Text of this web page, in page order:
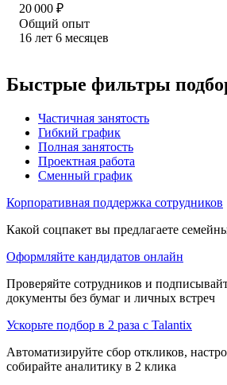
20 000 ₽
Общий опыт
16 лет 6 месяцев
Быстрые фильтры
Частичная занятость
Гибкий график
Полная занятость
Проектная работа
Сменный график
Корпоративная поддержка сотрудников
Какой соцпакет вы предлагаете
Оформляйте кандидатов онлайн
Проверяйте сотрудников и
документы без бумаг и личных встреч
Ускорьте подбор в 2 раза с Talantix
Автоматизируйте сбор откликов,
собирайте аналитику в 2 клика